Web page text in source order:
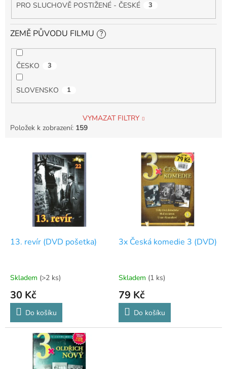
PRO SLUCHOVĚ POSTIŽENÉ - ČESKÉ 3
ZEMĚ PŮVODU FILMU ?
ČESKO 3
SLOVENSKO 1
VYMAZAT FILTRY
Položek k zobrazení: 159
13. revír (DVD pošetka)
Skladem (>2 ks)
30 Kč
Do košíku
3x Česká komedie 3 (DVD)
Skladem (1 ks)
79 Kč
Do košíku